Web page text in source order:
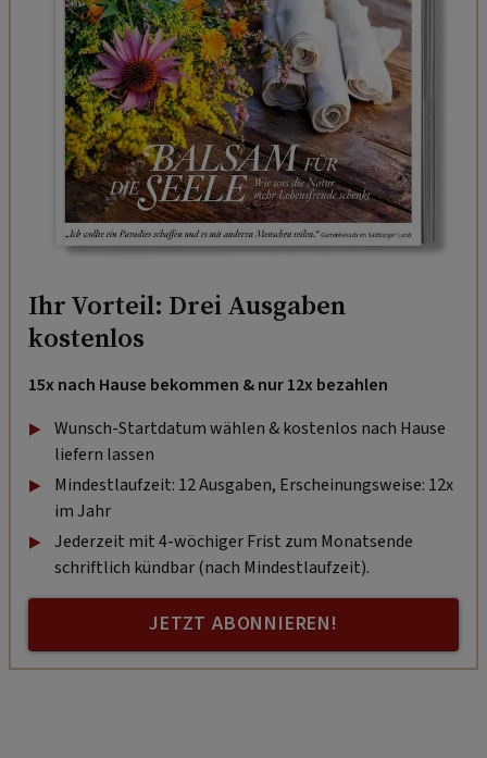
Ihr Vorteil: Drei Ausgaben
kostenlos
15x nach Hause bekommen & nur 12x bezahlen
Wunsch-Startdatum wählen & kostenlos nach Hause
liefern lassen
Mindestlaufzeit: 12 Ausgaben, Erscheinungsweise: 12x
im Jahr
Jederzeit mit 4-wöchiger Frist zum Monatsende
schriftlich kündbar (nach Mindestlaufzeit).
JETZT ABONNIEREN!